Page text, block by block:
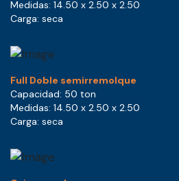
Medidas: 14.50 x 2.50 x 2.50
Carga: seca
Full Doble semirremolque
Capacidad: 50 ton
Medidas: 14.50 x 2.50 x 2.50
Carga: seca